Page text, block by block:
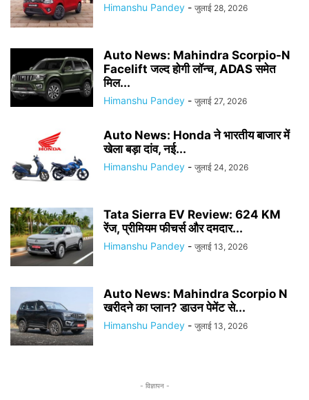
Himanshu Pandey - जुलाई 28, 2026
Auto News: Mahindra Scorpio-N
Facelift जल्द होगी लॉन्च, ADAS समेत
मिल...
Himanshu Pandey - जुलाई 27, 2026
Auto News: Honda ने भारतीय बाजार में
खेला बड़ा दांव, नई...
Himanshu Pandey - जुलाई 24, 2026
Tata Sierra EV Review: 624 KM
रेंज, प्रीमियम फीचर्स और दमदार...
Himanshu Pandey - जुलाई 13, 2026
Auto News: Mahindra Scorpio N
खरीदने का प्लान? डाउन पेमेंट से...
Himanshu Pandey - जुलाई 13, 2026
- विज्ञापन -